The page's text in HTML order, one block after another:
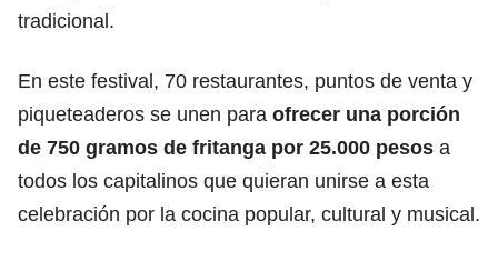
tradicional.
En este festival, 70 restaurantes, puntos de venta y
piqueteaderos se unen para ofrecer una porción
de 750 gramos de fritanga por 25.000 pesos a
todos los capitalinos que quieran unirse a esta
celebración por la cocina popular, cultural y musical.